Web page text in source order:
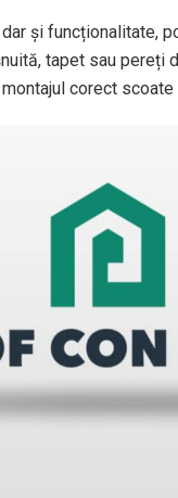
și funcționalitate,
tapet sau pereți
corect